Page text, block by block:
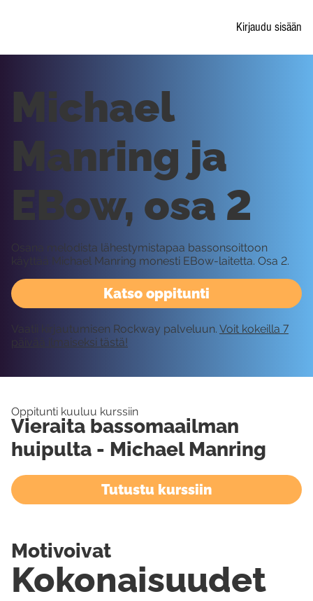
Kirjaudu sisään
Katso oppitunti
Michael
Manring ja
EBow, osa 2
Osana melodista lähestymistapaa bassonsoittoon
käyttää Michael Manring monesti EBow-laitetta. Osa 2.
Vaatii kirjautumisen Rockway palveluun. Voit kokeilla 7
päivää ilmaiseksi tästä!
Oppitunti kuuluu kurssiin
Vieraita bassomaailman
huipulta - Michael Manring
Tutustu kurssiin
Kokonaisuudet
Motivoivat